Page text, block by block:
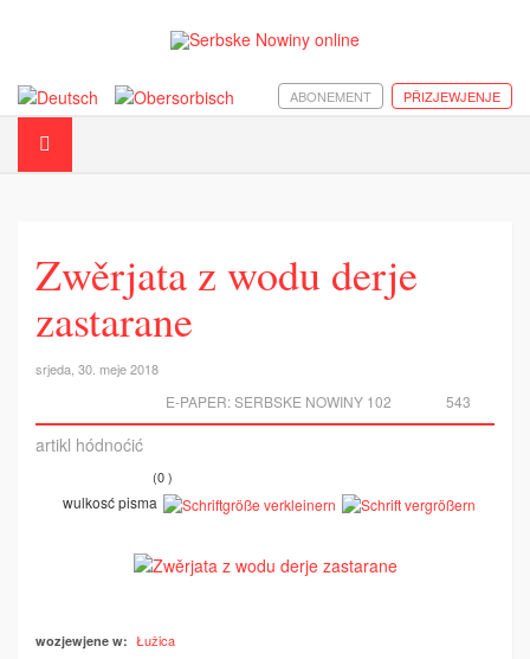
PŘIZJEWJENJE
ABONEMENT
Zwěrjata z wodu derje
zastarane
srjeda, 30. meje 2018
543
E-PAPER:SERBSKE NOWINY 102
artikl hódnoćić
(0 )
wulkosć pisma
wozjewjene w: Łužica